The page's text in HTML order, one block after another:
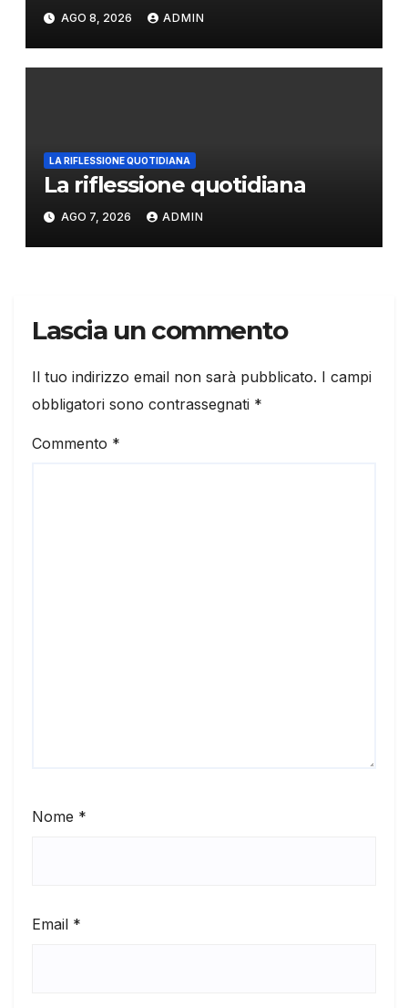
AGO 8, 2026 ADMIN
LA RIFLESSIONE QUOTIDIANA
La riflessione quotidiana
AGO 7, 2026 ADMIN
Lascia un commento
Il tuo indirizzo email non sarà pubblicato. I campi
obbligatori sono contrassegnati *
Commento *
Nome *
Email *